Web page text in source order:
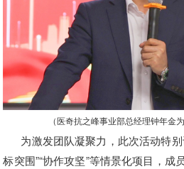
（医奇抗之峰事业部总经理钟年金
为激发团队凝聚力，此次活动特
标突围”“协作攻坚”等情景化项目，成